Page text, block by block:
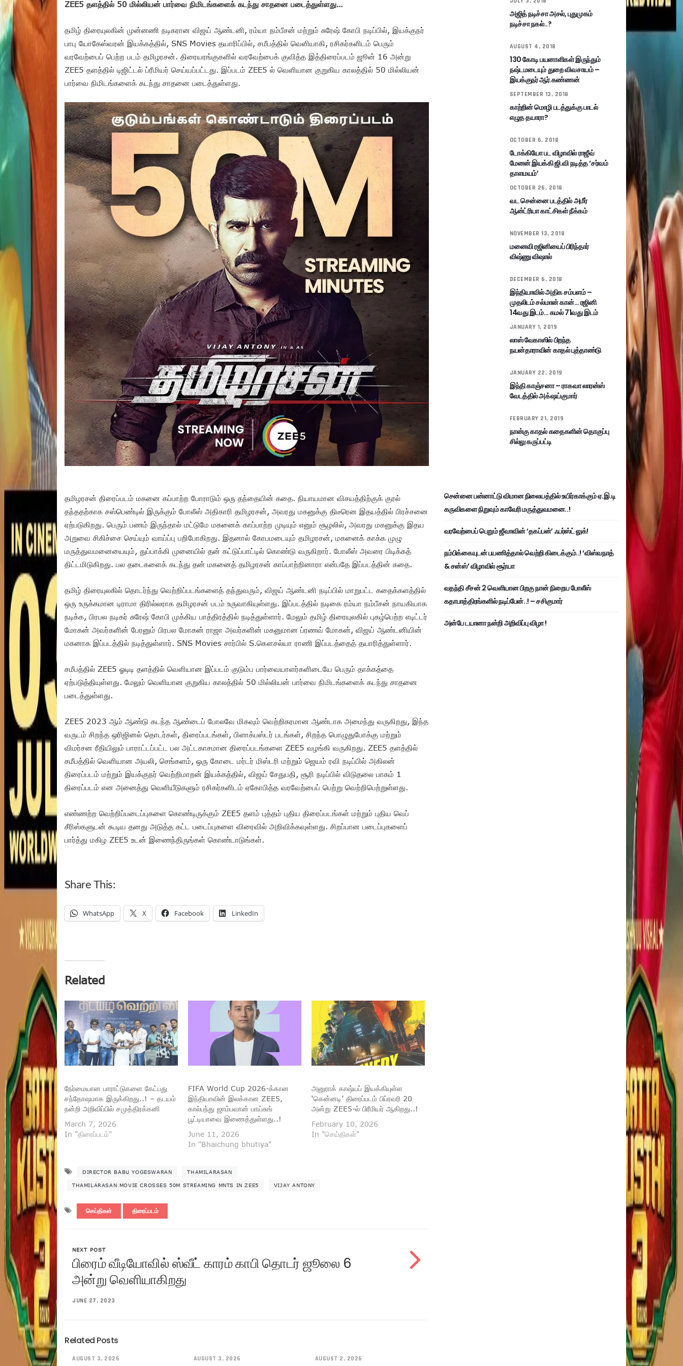
ZEE5 தளத்தில் 50 மில்லியன் பார்வை நிமிடங்களைக் கடந்து சாதனை படைத்துள்ளது…
தமிழ் திரையுலகின் முன்னணி நடிகரான விஜய் ஆண்டனி, ரம்யா நம்பீசன் மற்றும் சுரேஷ் கோபி நடிப்பில், இயக்குநர்
பாபு யோகேஸ்வரன் இயக்கத்தில், SNS Movies தயாரிப்பில், சமீபத்தில் வெளியாகி, ரசிகர்களிடம் பெரும்
வரவேற்பைப் பெற்ற படம் தமிழரசன். திரையரங்குகளில் வரவேற்பைக் குவித்த இத்திரைப்படம் ஜூன் 16 அன்று
ZEE5 தளத்தில் டிஜிட்டல் ப்ரீமியர் செய்யப்பட்டது. இப்படம் ZEE5 ல் வெளியான குறுகிய காலத்தில் 50 மில்லியன்
பார்வை நிமிடங்களைக் கடந்து சாதனை படைத்துள்ளது.
தமிழரசன் திரைப்படம் மகனை கப்பாற்ற போராடும் ஒரு தந்தையின் கதை. நியாயமான விசயத்திற்குக் குரல்
தந்ததற்காக சஸ்பெண்டில் இருக்கும் போலீஸ் அதிகாரி தமிழரசன், அவரது மகனுக்கு திடீரென இதயத்தில் பிரச்சனை
ஏற்படுகிறது. பெரும் பணம் இருந்தால் மட்டுமே மகனைக் காப்பாற்ற முடியும் எனும் சூழலில், அவரது மகனுக்கு இதய
அறுவை சிகிச்சை செய்யும் வாய்ப்பு பறிபோகிறது. இதனால் கோபமடையும் தமிழரசன், மகனைக் காக்க முழு
மருத்துவமனையையும், துப்பாக்கி முனையில் தன் கட்டுப்பாட்டில் கொண்டு வருகிறார். போலீஸ் அவரை பிடிக்கத்
திட்டமிடுகிறது. பல தடைகளைக் கடந்து தன் மகனைத் தமிழரசன் காப்பாற்றினாரா என்பதே இப்படத்தின் கதை.
தமிழ் திரையுலகில் தொடர்ந்து வெற்றிப்படங்களைத் தந்துவரும், விஜய் ஆண்டனி நடிப்பில் மாறுபட்ட கதைக்களத்தில்
ஒரு உருக்கமான டிராமா திரில்லராக தமிழரசன் படம் உருவாகியுள்ளது. இப்படத்தில் நடிகை ரம்யா நம்பீசன் நாயகியாக
நடிக்க, பிரபல நடிகர் சுரேஷ் கோபி முக்கிய பாத்திரத்தில் நடித்துள்ளார். மேலும் தமிழ் திரையுலகில் புகழ்பெற்ற எடிட்டர்
மோகன் அவர்களின் பேரனும் பிரபல மோகன் ராஜா அவர்களின் மகனுமான ப்ரணவ் மோகன், விஜய் ஆண்டனியின்
மகனாக இப்படத்தில் நடித்துள்ளார். SNS Movies சார்பில் S.கௌசல்யா ராணி இப்படத்தைத் தயாரித்துள்ளார்.
சமீபத்தில் ZEE5 ஓடிடி தளத்தில் வெளியான இப்படம் குடும்ப பார்வையாளர்களிடையே பெரும் தாக்கத்தை
ஏற்படுத்தியுள்ளது. மேலும் வெளியான குறுகிய காலத்தில் 50 மில்லியன் பார்வை நிமிடங்களைக் கடந்து சாதனை
படைத்துள்ளது.
ZEE5 2023 ஆம் ஆண்டு கடந்த ஆண்டைப் போலவே மிகவும் வெற்றிகரமான ஆண்டாக அமைந்து வருகிறது, இந்த
வருடம் சிறந்த ஒரிஜினல் தொடர்கள், திரைப்படங்கள், பிளாக்பஸ்டர் படங்கள், சிறந்த பொழுதுபோக்கு மற்றும்
விமர்சன ரீதியிலும் பாராட்டப்பட்ட பல அட்டகாசமான திரைப்படங்களை ZEE5 வழங்கி வருகிறது. ZEE5 தளத்தில்
சமீபத்தில் வெளியான அயலி, செங்களம், ஒரு கோடை மர்டர் மிஸ்டரி மற்றும் ஜெயம் ரவி நடிப்பில் அகிலன்
திரைப்படம் மற்றும் இயக்குநர் வெற்றிமாறன் இயக்கத்தில், விஜய் சேதுபதி, சூரி நடிப்பில் விடுதலை பாகம் 1
திரைப்படம் என அனைத்து வெளியீடுகளும் ரசிகர்களிடம் ஏகோபித்த வரவேற்பைப் பெற்று வெற்றிபெற்றுள்ளது.
எண்ணற்ற வெற்றிப்படைப்புகளை கொண்டிருக்கும் ZEE5 தளம் புத்தம் புதிய திரைப்படங்கள் மற்றும் புதிய வெப்
சீரிஸ்களுடன் கூடிய தனது அடுத்த கட்ட படைப்புகளை விரைவில் அறிவிக்கவுள்ளது. சிறப்பான படைப்புகளைப்
பார்த்து மகிழ ZEE5 உடன் இணைந்திருங்கள் கொண்டாடுங்கள்.
Share This:
WhatsApp X Facebook LinkedIn
Related
நேர்மையான பாராட்டுகளை கேட்பது
சந்தோஷமாக இருக்கிறது..! – தடயம்
நன்றி அறிவிப்பில் சமுத்திரக்கனி
March 7, 2026
In "திரைப்படம்"
FIFA World Cup 2026-க்கான
இந்தியாவின் இலக்கான ZEE5,
கால்பந்து ஜாம்பவான் பாய்சுங்
பூட்டியாவை இணைத்துள்ளது..!
June 11, 2026
In "Bhaichung bhutiya"
அனுராக் காஷ்யப் இயக்கியுள்ள
‘கென்னடி’ திரைப்படம் பிப்ரவரி 20
அன்று ZEE5-ல் பிரீமியர் ஆகிறது..!
February 10, 2026
In "செய்திகள்"
DIRECTOR BABU YOGESWARAN THAMILARASAN
THAMILARASAN MOVIE CROSSES 50M STREAMING MNTS IN ZEE5 VIJAY ANTONY
செய்திகள் திரைப்படம்
NEXT POST
பிரைம் வீடியோவில் ஸ்வீட் காரம் காபி தொடர் ஜூலை 6
அன்று வெளியாகிறது
JUNE 27, 2023
Related Posts
AUGUST 3, 2026 AUGUST 3, 2026 AUGUST 2, 2026
அஜித் நடிச்சா அசல், புதுமுகம்
நடிச்சா நகல்..?
AUGUST 4, 2018
130 கோடி பயனாளிகள் இருந்தும்
நஷ்டமடையும் துறை விவசாயம் –
இயக்குநர் ஆர்.கண்ணன்
SEPTEMBER 13, 2018
காற்றின் மொழி படத்துக்கு பாடல்
எழுத தயாரா?
OCTOBER 6, 2018
டோக்கியோ பட விழாவில் ராஜீவ்
மேனன் இயக்கி ஜி.வி நடித்த ‘சர்வம்
தாளமயம்’
OCTOBER 26, 2018
வட சென்னை படத்தில் அமீர்
ஆன்ட்ரியா காட்சிகள் நீக்கம்
NOVEMBER 13, 2018
மனைவி ரஜினியைப் பிரிந்தார்
விஷ்ணு விஷால்
DECEMBER 6, 2018
இந்தியாவில் அதிக சம்பளம் –
முதலிடம் சல்மான் கான்… ரஜினி
14வது இடம்… கமல் 71வது இடம்
JANUARY 1, 2019
லாஸ் வேகாஸில் பிறந்த
நயன்தாராவின் காதல் புத்தாண்டு
JANUARY 22, 2019
இந்தி காஞ்சனா – ராகவா லாரன்ஸ்
வேடத்தில் அக்‌ஷய்குமார்
FEBRUARY 21, 2019
நான்கு காதல் கதைகளின் தொகுப்பு
சில்லு கருப்பட்டி
சென்னை பன்னாட்டு விமான நிலையத்தில் உயிர்காக்கும் ஏ.இ.டி
கருவிகளை நிறுவும் காவேரி மருத்துவமனை..!
வரவேற்பைப் பெறும் ஜீவாவின் ‘தகப்பன்’ ஃபர்ஸ்ட் லுக்!
நம்பிக்கையுடன் பயணித்தால் வெற்றி கிடைக்கும்..! ‘விஸ்வநாத்
& சன்ஸ்’ விழாவில் சூர்யா
வதந்தி சீசன் 2 வெளியான பிறகு நான் நிறைய போலீஸ்
கதாபாத்திரங்களில் நடிப்பேன்..! – சசிகுமார்
அன்பே டயானா நன்றி அறிவிப்பு விழா !